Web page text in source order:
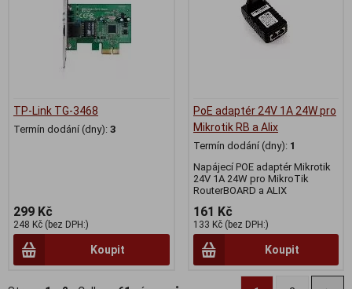
TP-Link TG-3468
Termín dodání (dny): 3
299 Kč
248 Kč (bez DPH:)
Koupit
PoE adaptér 24V 1A 24W pro
Mikrotik RB a Alix
Termín dodání (dny): 1
Napájecí POE adaptér Mikrotik
24V 1A 24W pro MikroTik
RouterBOARD a ALIX
161 Kč
133 Kč (bez DPH:)
Koupit